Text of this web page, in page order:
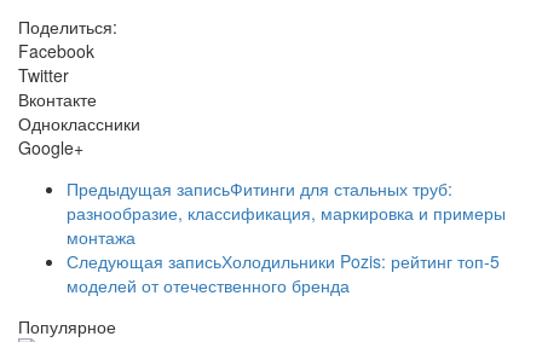
Поделиться:
Facebook
Twitter
Вконтакте
Одноклассники
Google+
Предыдущая записьФитинги для стальных труб:
разнообразие, классификация, маркировка и примеры
монтажа
Следующая записьХолодильники Pozis: рейтинг топ-5
моделей от отечественного бренда
Популярное